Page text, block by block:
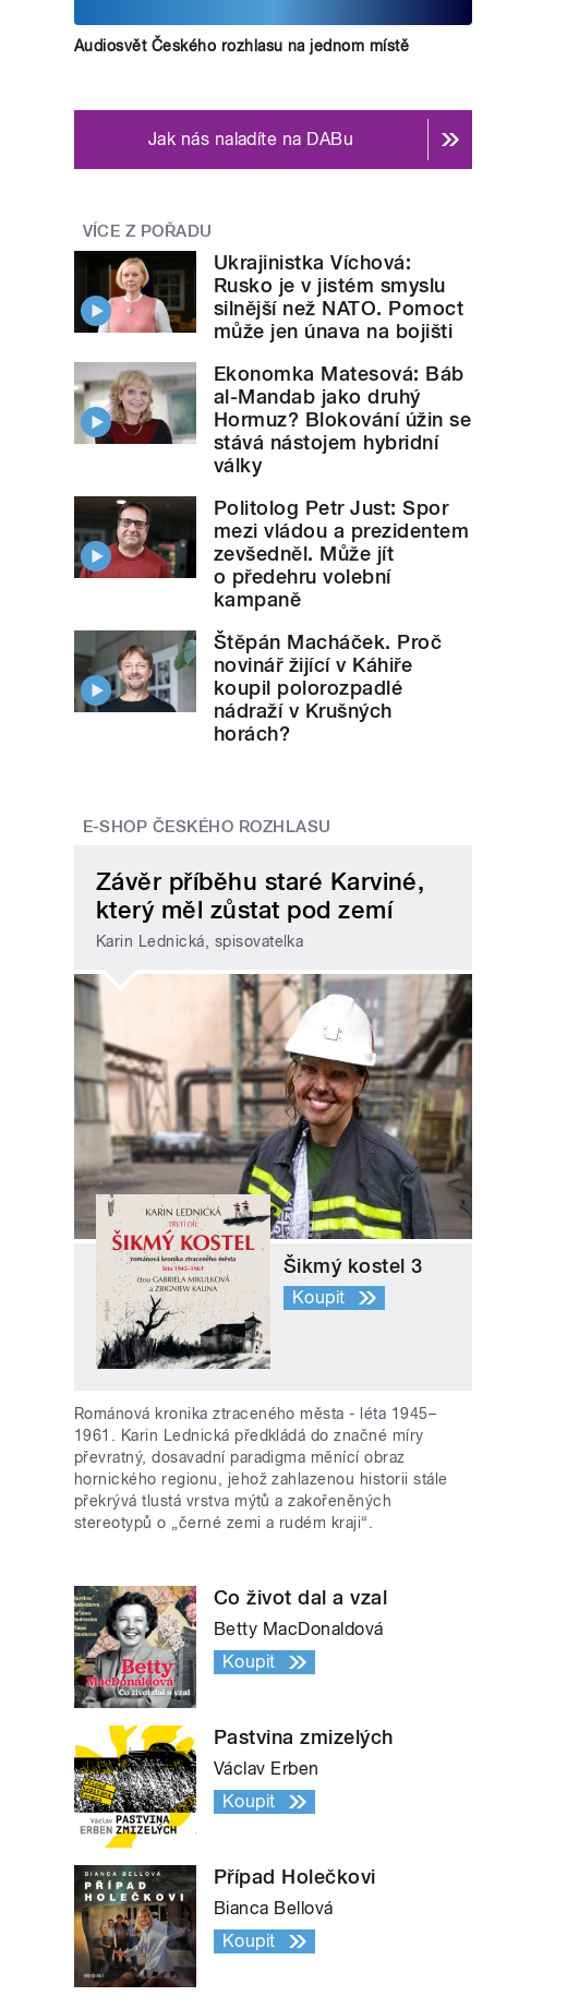
Audiosvět Českého rozhlasu na jednom místě
Jak nás naladíte na DABu
VÍCE Z POŘADU
Ukrajinistka Víchová:
Rusko je v jistém smyslu
silnější než NATO. Pomoct
může jen únava na bojišti
Ekonomka Matesová: Báb
al-Mandab jako druhý
Hormuz? Blokování úžin se
stává nástojem hybridní
války
Politolog Petr Just: Spor
mezi vládou a prezidentem
zevšedněl. Může jít
o předehru volební
kampaně
Štěpán Macháček. Proč
novinář žijící v Káhiře
koupil polorozpadlé
nádraží v Krušných
horách?
E-SHOP ČESKÉHO ROZHLASU
Závěr příběhu staré Karviné,
který měl zůstat pod zemí
Karin Lednická, spisovatelka
Šikmý kostel 3
Koupit
Románová kronika ztraceného města - léta 1945–
1961. Karin Lednická předkládá do značné míry
převratný, dosavadní paradigma měnící obraz
hornického regionu, jehož zahlazenou historii stále
překrývá tlustá vrstva mýtů a zakořeněných
stereotypů o „černé zemi a rudém kraji“.
Co život dal a vzal
Betty MacDonaldová
Koupit
Pastvina zmizelých
Václav Erben
Koupit
Případ Holečkovi
Bianca Bellová
Koupit